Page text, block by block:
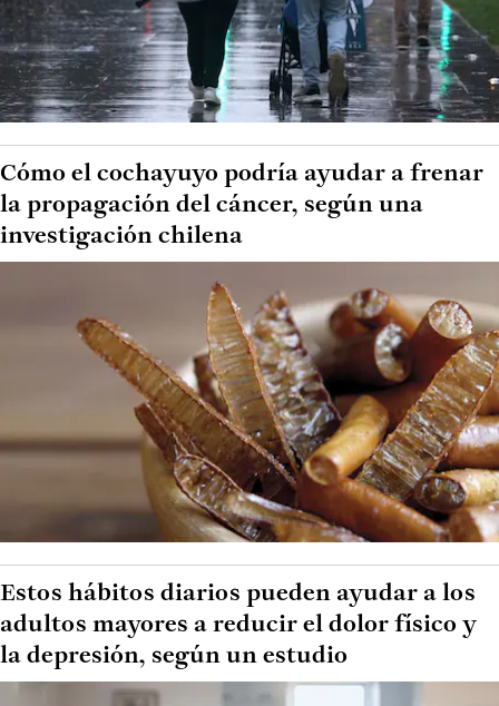
Cómo el cochayuyo podría ayudar a frenar
la propagación del cáncer, según una
investigación chilena
Estos hábitos diarios pueden ayudar a los
adultos mayores a reducir el dolor físico y
la depresión, según un estudio